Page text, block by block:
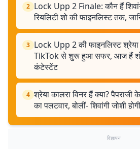
2 Lock Upp 2 Finale: कौन हैं
रियलिटी शो की फाइनलिस्ट तक,
3 Lock Upp 2 की फाइनलिस्ट श्रेया
TikTok से शुरू हुआ सफर, आज हैं शो
कंटेस्टेंट
4 श्रेया कालरा विनर हैं क्या?
का पलटवार, बोलीं- शिवांगी जोशी
विज्ञापन